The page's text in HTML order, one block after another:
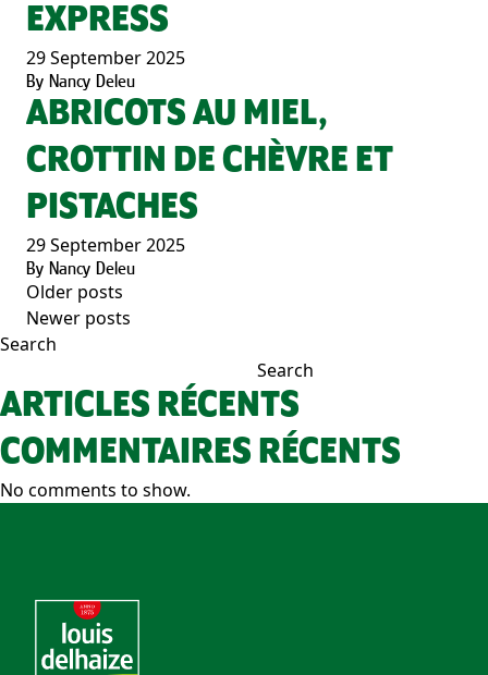
EXPRESS
29 September 2025
By Nancy Deleu
ABRICOTS AU MIEL,
CROTTIN DE CHÈVRE ET
PISTACHES
29 September 2025
By Nancy Deleu
POSTS
NAVIGATION
Older posts
Newer posts
Search
Search
ARTICLES RÉCENTS
COMMENTAIRES RÉCENTS
No comments to show.